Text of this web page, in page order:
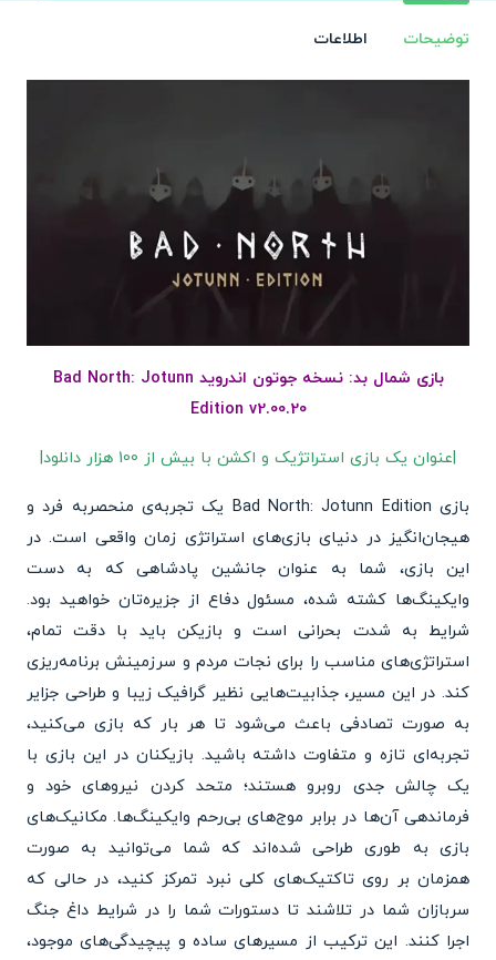
توضیحات اطلاعات
بازی شمال بد: نسخه جوتون اندروید Bad North: Jotunn
Edition v2.00.20
|عنوان یک بازی استراتژیک و اکشن با بیش از 100 هزار دانلود|
بازی Bad North: Jotunn Edition یک تجربه‌ی منحصربه فرد و
هیجان‌انگیز در دنیای بازی‌های استراتژی زمان واقعی است. در
این بازی، شما به عنوان جانشین پادشاهی که به دست
وایکینگ‌ها کشته شده، مسئول دفاع از جزیره‌تان خواهید بود.
شرایط به شدت بحرانی است و بازیکن باید با دقت تمام،
استراتژی‌های مناسب را برای نجات مردم و سرزمینش برنامه‌ریزی
کند. در این مسیر، جذابیت‌هایی نظیر گرافیک زیبا و طراحی جزایر
به صورت تصادفی باعث می‌شود تا هر بار که بازی می‌کنید،
تجربه‌ای تازه و متفاوت داشته باشید. بازیکنان در این بازی با
یک چالش جدی روبرو هستند؛ متحد کردن نیروهای خود و
فرماندهی آن‌ها در برابر موج‌های بی‌رحم وایکینگ‌ها. مکانیک‌های
بازی به طوری طراحی شده‌اند که شما می‌توانید به صورت
همزمان بر روی تاکتیک‌های کلی نبرد تمرکز کنید، در حالی که
سربازان شما در تلاشند تا دستورات شما را در شرایط داغ جنگ
اجرا کنند. این ترکیب از مسیرهای ساده و پیچیدگی‌های موجود،